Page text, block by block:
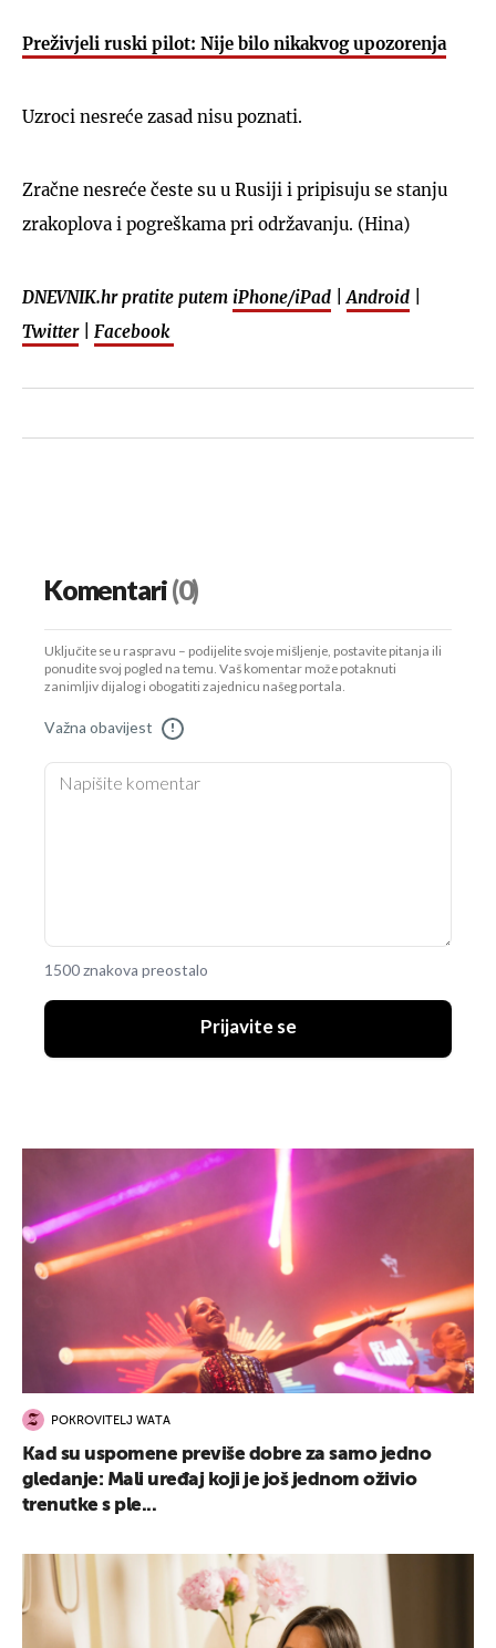
Preživjeli ruski pilot: Nije bilo nikakvog upozorenja
Uzroci nesreće zasad nisu poznati.
Zračne nesreće česte su u Rusiji i pripisuju se stanju
zrakoplova i pogreškama pri održavanju. (Hina)
DNEVNIK.hr pratite putem iPhone/iPad Android
Twitter| Facebook
Komentari(0)
Uključite se u raspravu – podijelite svoje mišljenje, postavite pitanja ili
ponudite svoj pogled na temu. Vaš komentar može potaknuti
zanimljiv dijalog i obogatiti zajednicu našeg portala.
Važna obavijest !
1500 znakova preostalo
Prijavite se
POKROVITELJ WATA
Kad su uspomene previše dobre za samo jedno
gledanje: Mali uređaj koji je još jednom oživio
trenutke s ple...